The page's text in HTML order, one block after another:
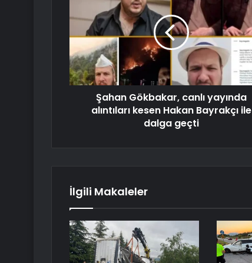
Şahan Gökbakar, canlı yayında
alıntıları kesen Hakan Bayrakçı ile
dalga geçti
İlgili Makaleler